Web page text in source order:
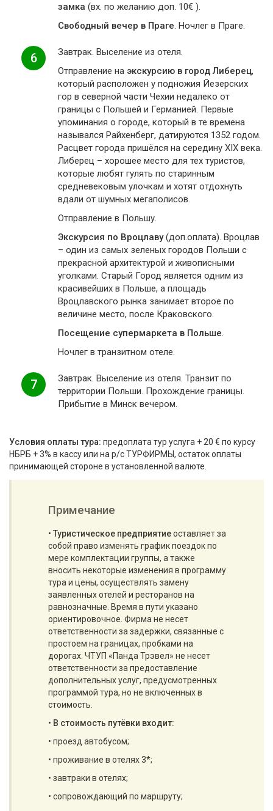
замка (вх. по желанию доп. 10€ ).
Свободный вечер в Праге. Ночлег в Праге.
6
Завтрак. Выселение из отеля.
Отправление на экскурсию в город Либерец,
который расположен у подножия Йезерских
гор в северной части Чехии недалеко от
границы с Польшей и Германией. Первые
упоминания о городе, который в те времена
назывался Райхенберг, датируются 1352 годом.
Расцвет города пришёлся на середину XIX века.
Либерец – хорошее место для тех туристов,
которые любят гулять по старинным
средневековым улочкам и хотят отдохнуть
вдали от шумных мегаполисов.
Отправление в Польшу.
Экскурсия по Вроцлаву(доп.оплата). Вроцлав
– один из самых зеленых городов Польши с
прекрасной архитектурой и живописными
уголками. Старый Город является одним из
красивейших в Польше, а площадь
Вроцлавского рынка занимает второе по
величине место, после Краковского.
Посещение супермаркета в Польше.
Ночлег в транзитном отеле.
7
Завтрак. Выселение из отеля. Транзит по
территории Польши. Прохождение границы.
Прибытие в Минск вечером.
Условия оплаты тура: предоплата тур услуга + 20 € по курсу
НБРБ + 3% в кассу или на р/с ТУРФИРМЫ, остаток оплаты
принимающей стороне в установленной валюте.
Примечание
• Туристическое предприятиеоставляет за
собой право изменять график поездок по
мере комплектации группы, а также
вносить некоторые изменения в программу
тура и цены, осуществлять замену
заявленных отелей и ресторанов на
равнозначные. Время в пути указано
ориентировочное. Фирма не несет
ответственности за задержки, связанные с
простоем на границах, пробками на
дорогах. ЧТУП «Панда Трэвел» не несет
ответственности за предоставление
дополнительных услуг, предусмотренных
программой тура, но не включенных в
стоимость.
• В стоимость путёвки входит:
• проезд автобусом;
• проживание в отелях 3*;
• завтраки в отелях;
• сопровождающий по маршруту;